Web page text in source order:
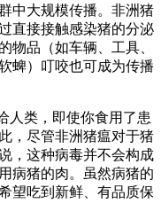
中大规模传播。非洲猪
直接接触感染猪的分泌
物品（如车辆、工具、
蜱）叮咬也可成为传播
人类，即使你食用了患
，尽管非洲猪瘟对于猪
，这种病毒并不会构成
病猪的肉。虽然病猪的
望吃到新鲜、有品质保